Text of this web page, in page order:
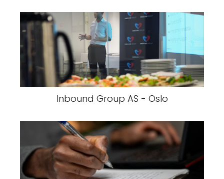
Inbound Group AS - Oslo